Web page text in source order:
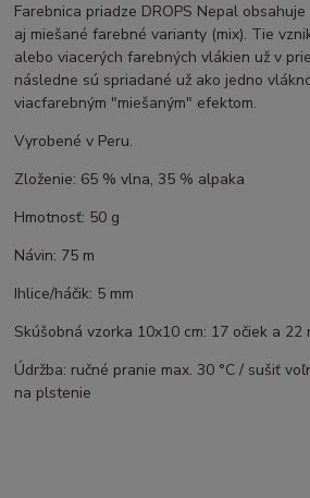
Farebnica priadze DROPS Nepal
aj miešané farebné varianty (mix). Tie
alebo viacerých farebných vlákien už v
následne sú spriadané už ako jedno
viacfarebným "miešaným" efektom.
Vyrobené v Peru.
Zloženie: 65 % vlna, 35 % alpaka
Hmotnosť: 50 g
Návin: 75 m
Ihlice/háčik: 5 mm
Skúšobná vzorka 10x10 cm: 17 očiek a 22
Údržba: ručné pranie max. 30 °C / sušiť
na plstenie